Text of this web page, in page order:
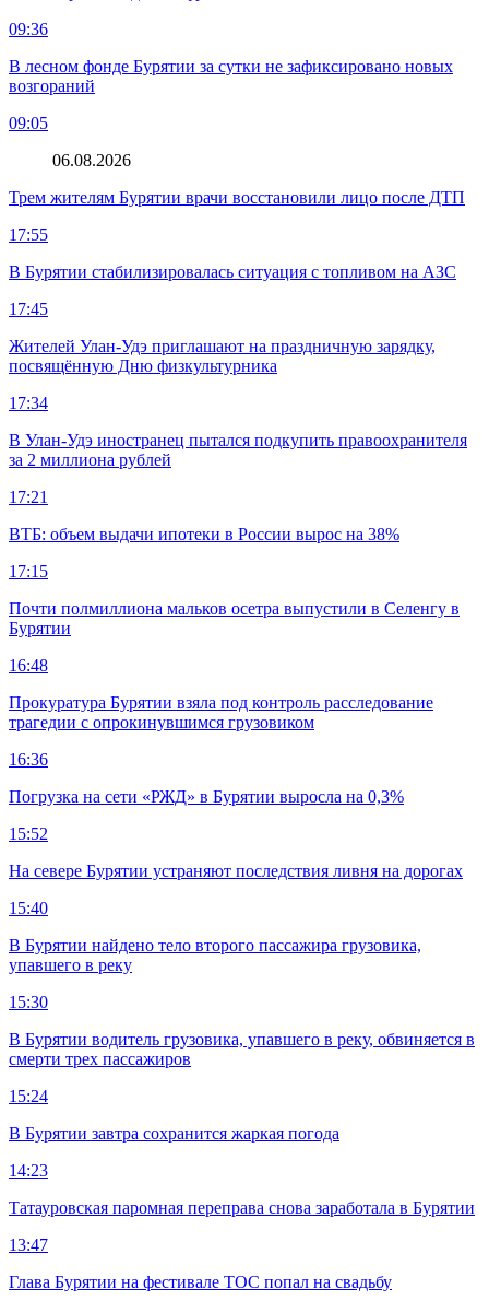
09:36
В лесном фонде Бурятии за сутки не зафиксировано новых
возгораний
09:05
06.08.2026
Трем жителям Бурятии врачи восстановили лицо после ДТП
17:55
В Бурятии стабилизировалась ситуация с топливом на АЗС
17:45
Жителей Улан-Удэ приглашают на праздничную зарядку,
посвящённую Дню физкультурника
17:34
В Улан-Удэ иностранец пытался подкупить правоохранителя
за 2 миллиона рублей
17:21
ВТБ: объем выдачи ипотеки в России вырос на 38%
17:15
Почти полмиллиона мальков осетра выпустили в Селенгу в
Бурятии
16:48
Прокуратура Бурятии взяла под контроль расследование
трагедии с опрокинувшимся грузовиком
16:36
Погрузка на сети «РЖД» в Бурятии выросла на 0,3%
15:52
На севере Бурятии устраняют последствия ливня на дорогах
15:40
В Бурятии найдено тело второго пассажира грузовика,
упавшего в реку
15:30
В Бурятии водитель грузовика, упавшего в реку, обвиняется в
смерти трех пассажиров
15:24
В Бурятии завтра сохранится жаркая погода
14:23
Татауровская паромная переправа снова заработала в Бурятии
13:47
Глава Бурятии на фестивале ТОС попал на свадьбу